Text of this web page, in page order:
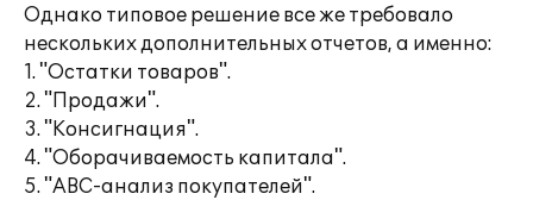
Однако типовое решение все же требовало
нескольких дополнительных отчетов, а именно:
1. "Остатки товаров".
2. "Продажи".
3. "Консигнация".
4. "Оборачиваемость капитала".
5. "ABC-анализ покупателей".